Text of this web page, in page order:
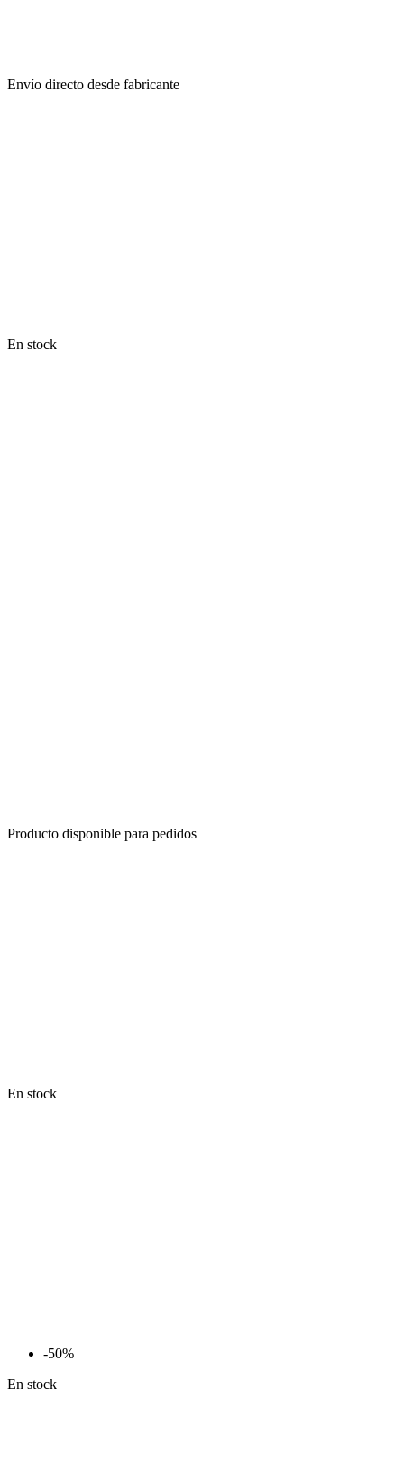
Envío directo desde fabricante
En stock
Producto disponible para pedidos
En stock
-50%
En stock